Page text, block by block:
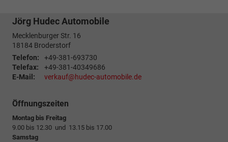
Jörg Hudec Automobile
Mecklenburger Str. 16
18184 Broderstorf
Telefon:
+49-381-693730
Telefax:
+49-381-40349686
E-Mail:
verkauf@hudec-automobile.de
Öffnungszeiten
Montag bis Freitag
9.00 bis 12.30 und 13.15 bis 17.00
Samstag